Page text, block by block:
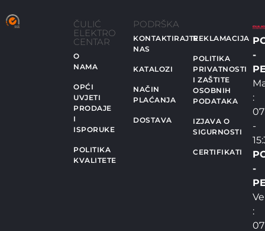
ČULIĆ
ELEKTRO
CENTAR
O
NAMA
OPĆI
UVJETI
PRODAJE
I
ISPORUKE
POLITIKA
KVALITETE
PODRŠKA
KONTAKTIRAJTE
NAS
KATALOZI
NAČIN
PLAĆANJA
DOSTAVA
REKLAMACIJA
POLITIKA
PRIVATNOSTI
I ZAŠTITE
OSOBNIH
PODATAKA
IZJAVA O
SIGURNOSTI
CERTIFIKATI
-
:
-
-
: